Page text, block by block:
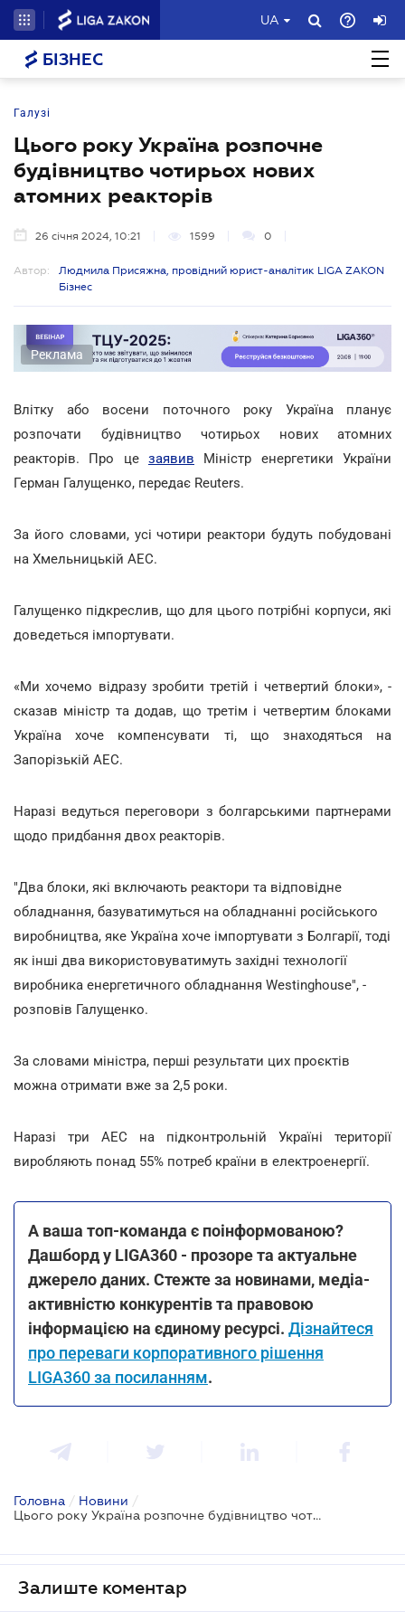
UA
БІЗНЕС
Галузі
Цього року Україна розпочне
будівництво чотирьох нових
атомних реакторів
26 січня 2024, 10:21 1599 0
Автор:
Людмила Присяжна, провідний юрист-аналітик LIGA ZAKON
Бізнес
Реклама
Влітку або восени поточного року Україна планує
розпочати будівництво чотирьох нових атомних
реакторів. Про це заявив Міністр енергетики України
Герман Галущенко, передає Reuters.
За його словами, усі чотири реактори будуть побудовані
на Хмельницькій АЕС.
Галущенко підкреслив, що для цього потрібні корпуси, які
доведеться імпортувати.
«Ми хочемо відразу зробити третій і четвертий блоки», -
сказав міністр та додав, що третім і четвертим блоками
Україна хоче компенсувати ті, що знаходяться на
Запорізькій АЕС.
Наразі ведуться переговори з болгарськими партнерами
щодо придбання двох реакторів.
"Два блоки, які включають реактори та відповідне
обладнання, базуватимуться на обладнанні російського
виробництва, яке Україна хоче імпортувати з Болгарії, тоді
як інші два використовуватимуть західні технології
виробника енергетичного обладнання Westinghouse", -
розповів Галущенко.
За словами міністра, перші результати цих проєктів
можна отримати вже за 2,5 роки.
Наразі три АЕС на підконтрольній Україні території
виробляють понад 55% потреб країни в електроенергії.
А ваша топ-команда є поінформованою?
Дашборд у LIGA360 - прозоре та актуальне
джерело даних. Стежте за новинами, медіа-
активністю конкурентів та правовою
інформацією на єдиному ресурсі. Дізнайтеся
про переваги корпоративного рішення
LIGA360 за посиланням.
Головна / Новини /
Цього року Україна розпочне будівництво чотирьох нових атомних реакторів
Залиште коментар